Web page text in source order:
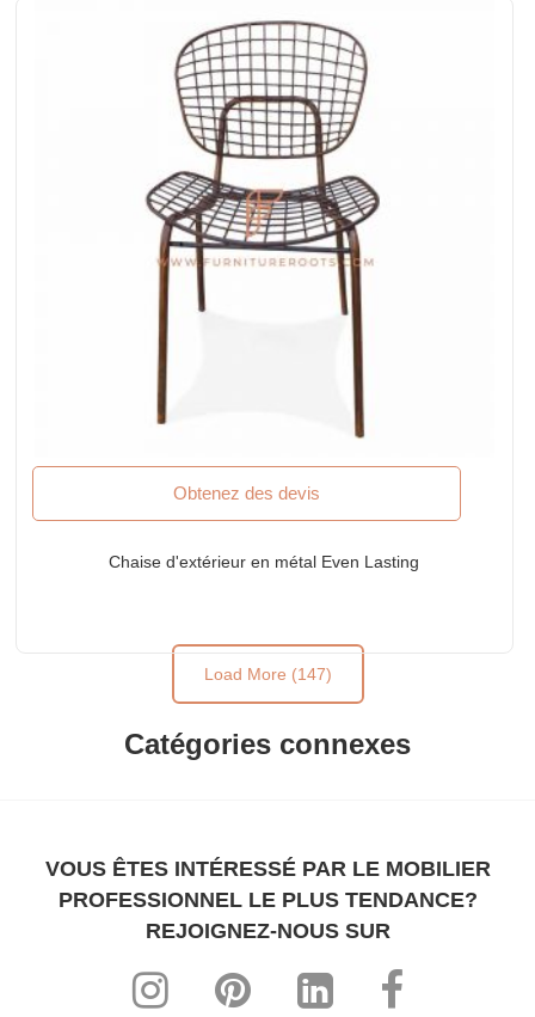
Obtenez des devis
Chaise d'extérieur en métal Even Lasting
Load More (147)
Catégories connexes
VOUS ÊTES INTÉRESSÉ PAR LE MOBILIER
PROFESSIONNEL LE PLUS TENDANCE?
REJOIGNEZ-NOUS SUR